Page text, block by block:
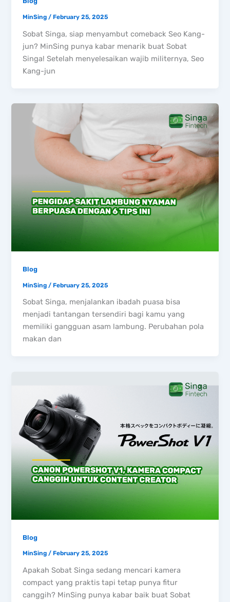
MinSing/February 25, 2025
Sobat Singa, siap menyambut comeback Seo Kang-
jun? MinSing punya kabar menarik buat Sobat
Singa! Setelah menyelesaikan wajib militernya, Seo
Kang-jun
Blog
MinSing /February 25, 2025
Sobat Singa, menjalankan ibadah puasa bisa
menjadi tantangan tersendiri bagi kamu yang
memiliki gangguan asam lambung. Perubahan pola
makan dan
Blog
MinSing/February 25, 2025
Apakah Sobat Singa sedang mencari kamera
compact yang praktis tapi tetap punya fitur
canggih? MinSing punya kabar baik buat Sobat